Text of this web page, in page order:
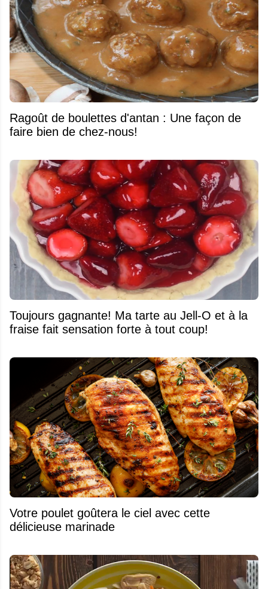
Ragoût de boulettes d'antan : Une façon de
faire bien de chez-nous!
Toujours gagnante! Ma tarte au Jell-O et à la
fraise fait sensation forte à tout coup!
Votre poulet goûtera le ciel avec cette
délicieuse marinade